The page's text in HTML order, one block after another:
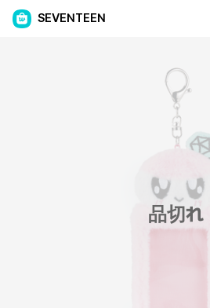
SEVENTEEN
品切れ